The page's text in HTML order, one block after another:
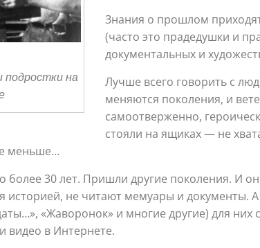
подростки на
Знания о прошлом
(часто это прадедушки и
документальных и
Лучше всего говорить с
меняются поколения, и
самоотверженно,
стояли на ящиках — не
меньше…
30 лет. Пришли другие поколения. И
историей, не читают мемуары и документы.
«Жаворонок» и многие другие) для
видео в Интернете.